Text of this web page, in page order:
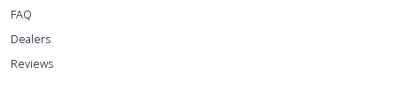
FAQ
Dealers
Reviews